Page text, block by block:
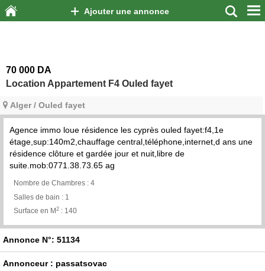
Ajouter une annonce
70 000 DA
Location Appartement F4 Ouled fayet
Alger / Ouled fayet
Agence immo loue résidence les cyprès ouled fayet:f4,1e
étage,sup:140m2,chauffage central,téléphone,internet,d ans une
résidence clôture et gardée jour et nuit,libre de
suite.mob:0771.38.73.65 ag
Nombre de Chambres : 4
Salles de bain : 1
Surface en M 2: 140
Annonce N°: 51134
Annonceur : passatsovac